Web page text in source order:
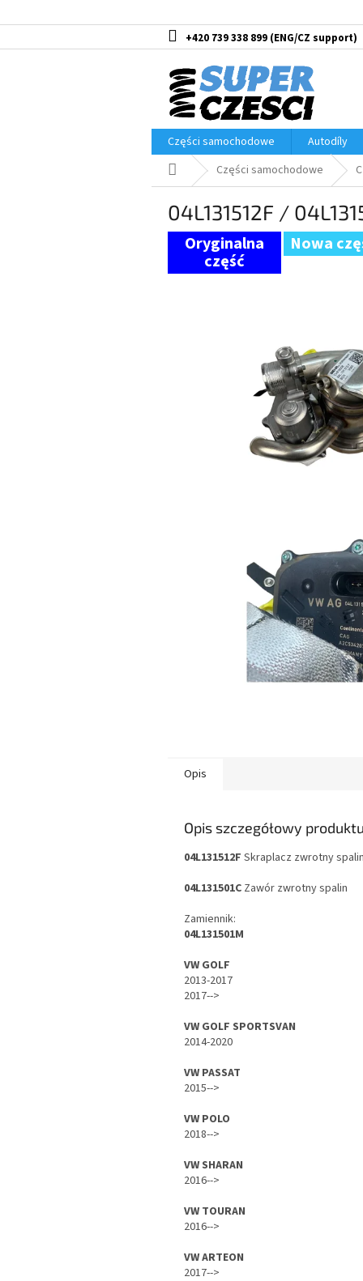
do
+420 739 338 899
Części samochodowe
Autodíly
Home Części samochodowe
04L131512F /
Nowa
Opis
Opis szczegółowy
04L131512F Skraplacz zwrotny
04L131501C Zawór zwrotny spalin
Zamiennik:
04L131501M
VW GOLF
2013-2017
2017-->
VW GOLF SPORTSVAN
2014-2020
VW PASSAT
2015-->
VW POLO
2018-->
VW SHARAN
2016-->
VW TOURAN
2016-->
VW ARTEON
2017-->